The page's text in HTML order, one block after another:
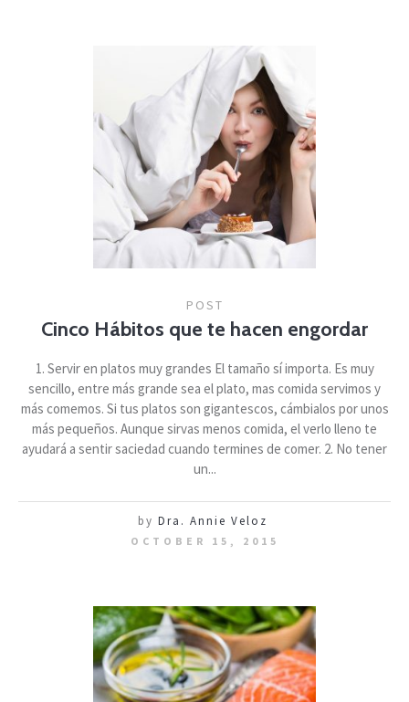
POST
Cinco Hábitos que te hacen engordar
1. Servir en platos muy grandes El tamaño sí importa. Es muy
sencillo, entre más grande sea el plato, mas comida servimos y
más comemos. Si tus platos son gigantescos, cámbialos por unos
más pequeños. Aunque sirvas menos comida, el verlo lleno te
ayudará a sentir saciedad cuando termines de comer. 2. No tener
un...
by Dra. Annie Veloz
OCTOBER 15, 2015